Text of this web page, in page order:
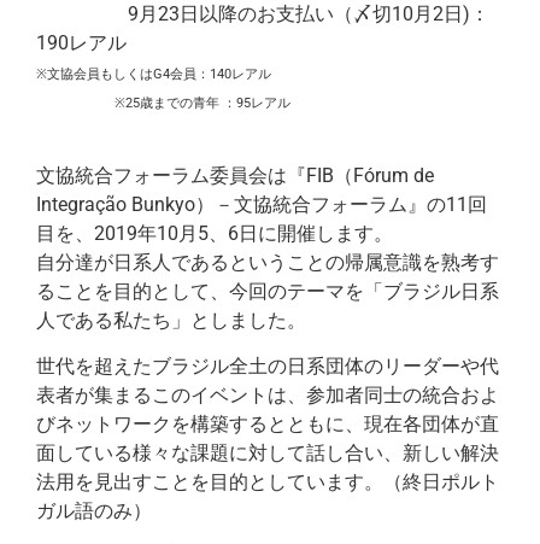
9月23日以降のお支払い（〆切10月2日)：
190レアル
※文協会員もしくはG4会員：140レアル
※25歳までの青年 ：95レアル
文協統合フォーラム委員会は『FIB（Fórum de
Integração Bunkyo）－文協統合フォーラム』の11回
目を、2019年10月5、6日に開催します。
自分達が日系人であるということの帰属意識を熟考す
ることを目的として、今回のテーマを「ブラジル日系
人である私たち」としました。
世代を超えたブラジル全土の日系団体のリーダーや代
表者が集まるこのイベントは、参加者同士の統合およ
びネットワークを構築するとともに、現在各団体が直
面している様々な課題に対して話し合い、新しい解決
法用を見出すことを目的としています。（終日ポルト
ガル語のみ）